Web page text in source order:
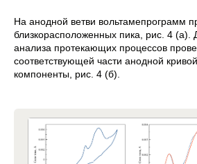
На анодной ветви вольтамепрограмм
близкорасположенных пика, рис. 4 (a).
анализа протекающих процессов
соответствующей части анодной
компоненты, рис. 4 (б).